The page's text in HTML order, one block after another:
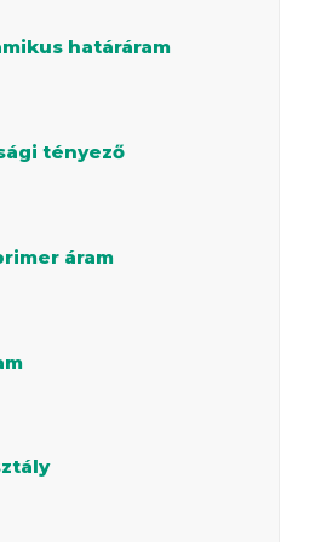
határáram
tényező
áram